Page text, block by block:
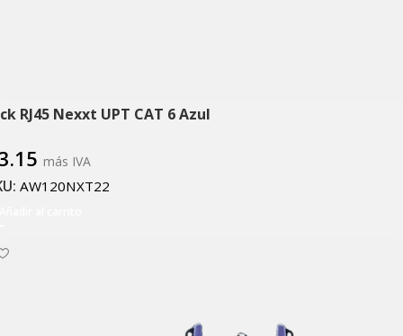
RJ45 Nexxt UPT CAT 6 Azul
más IVA
AW120NXT22